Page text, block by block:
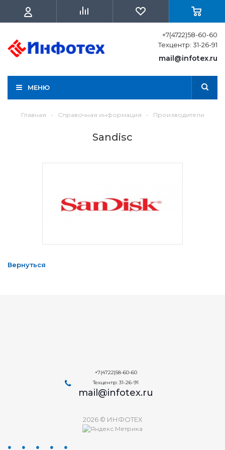
+7(4722)58-60-60
Техцентр: 31-26-91
mail@infotex.ru
МЕНЮ
Главная - Справочная информация - Производители
Sandisc
Вернуться
+7(4722)58-60-60
Техцентр: 31-26-91
mail@infotex.ru
2026 © ИНФОТЕХ